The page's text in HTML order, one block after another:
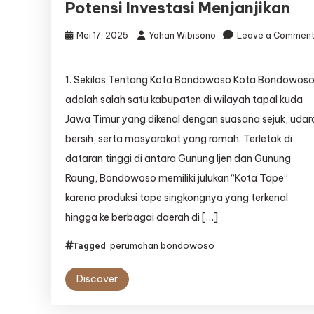
Potensi Investasi Menjanjikan
Mei 17, 2025 Yohan Wibisono
Leave a
Bondowoso:
Hunian
di
Kota
Sejuk
Potensi
Investasi
Menjanjikan
1. Sekilas Tentang Kota Bondowoso Kota Bondowoso
adalah salah satu kabupaten di wilayah tapal kuda
Jawa Timur yang dikenal dengan suasana sejuk,
bersih, serta masyarakat yang ramah. Terletak di
dataran tinggi di antara Gunung Ijen dan Gunung
Raung, Bondowoso memiliki julukan “Kota Tape”
karena produksi tape singkongnya yang terkenal
hingga ke berbagai daerah di […]
Tagged perumahan bondowoso
Discover